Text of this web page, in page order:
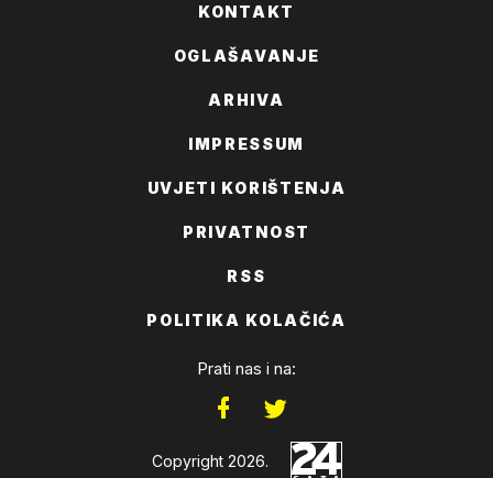
KONTAKT
OGLAŠAVANJE
ARHIVA
IMPRESSUM
UVJETI KORIŠTENJA
PRIVATNOST
RSS
POLITIKA KOLAČIĆA
Prati nas i na:
Copyright 2026.